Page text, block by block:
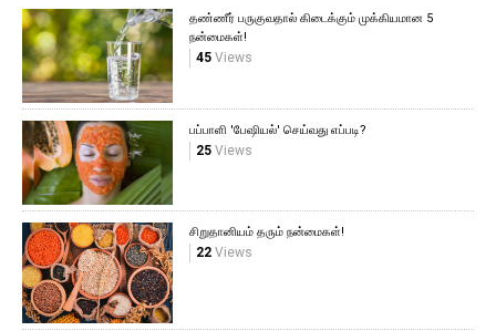
தண்ணீர் பருகுவதால் கிடைக்கும் முக்கியமான 5
நன்மைகள்!
45Views
பப்பாளி 'பேஷியல்' செய்வது எப்படி?
25Views
சிறுதானியம் தரும் நன்மைகள்!
22Views